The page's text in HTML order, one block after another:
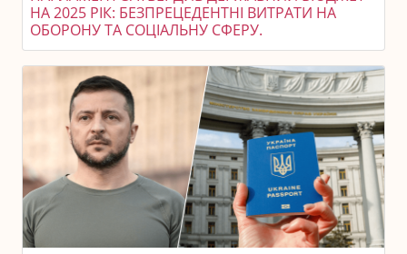
НА 2025 РІК: БЕЗПРЕЦЕДЕНТНІ ВИТРАТИ НА
ОБОРОНУ ТА СОЦІАЛЬНУ СФЕРУ.